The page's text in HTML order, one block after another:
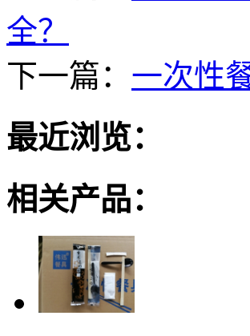
全？
下一篇： 一次性
最近浏览：
相关产品：